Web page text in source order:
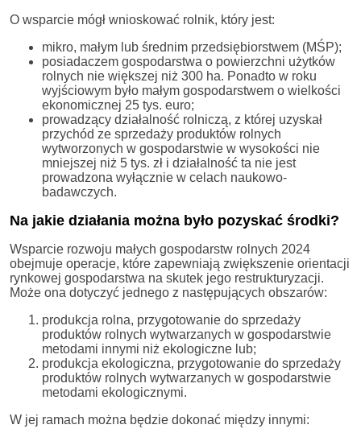
O wsparcie mógł wnioskować rolnik, który jest:
mikro, małym lub średnim przedsiębiorstwem (MŚP);
posiadaczem gospodarstwa o powierzchni użytków
rolnych nie większej niż 300 ha. Ponadto w roku
wyjściowym było małym gospodarstwem o wielkości
ekonomicznej 25 tys. euro;
prowadzący działalność rolniczą, z której uzyskał
przychód ze sprzedaży produktów rolnych
wytworzonych w gospodarstwie w wysokości nie
mniejszej niż 5 tys. zł i działalność ta nie jest
prowadzona wyłącznie w celach naukowo-
badawczych.
Na jakie działania można było pozyskać środki?
Wsparcie rozwoju małych gospodarstw rolnych 2024
obejmuje operacje, które zapewniają zwiększenie orientacji
rynkowej gospodarstwa na skutek jego restrukturyzacji.
Może ona dotyczyć jednego z następujących obszarów:
produkcja rolna, przygotowanie do sprzedaży
produktów rolnych wytwarzanych w gospodarstwie
metodami innymi niż ekologiczne lub;
produkcja ekologiczna, przygotowanie do sprzedaży
produktów rolnych wytwarzanych w gospodarstwie
metodami ekologicznymi.
W jej ramach można będzie dokonać między innymi: